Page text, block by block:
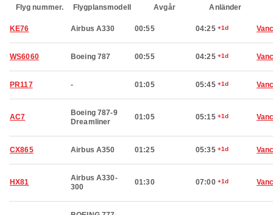
Flyg nummer. Flygplansmodell Avgår Anländer
KE76 Airbus A330 00:55 04:25 +1d
WS6060 Boeing 787 00:55 04:25 +1d
PR117 - 01:05 05:45 +1d
AC7
Boeing 787-9
Dreamliner
01:05 05:15 +1d
CX865 Airbus A350 01:25 05:35 +1d
HX81
Airbus A330-
300
01:30 07:00 +1d